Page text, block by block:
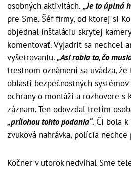
osobných aktivitách. „Je to úplná
pre Sme. Šéf firmy, od ktorej si
objednal inštaláciu skrytej
komentovať. Vyjadriť sa nechcel
vyšetrovaniu.„Asi robia to, čo
trestnom oznámení sa uvádza,
oblasti bezpečnostných systémov
ochrany o montáži a rozhovore s
záznam. Ten odovzdal tretím
„prílohou tohto podania“. Či bola
zvuková nahrávka, polícia nechce
Kočner v utorok nedvíhal Sme